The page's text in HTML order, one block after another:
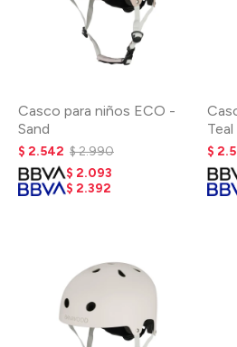
Casco para niños ECO -
Sand
$ 2.542 $2.990
$ 2.093
$ 2.392
Teal
$